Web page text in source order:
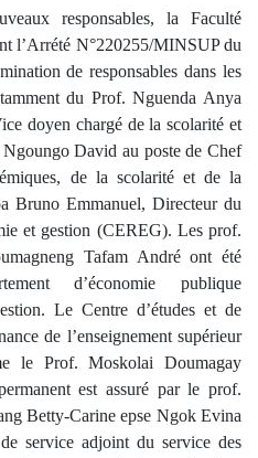
responsables, la Faculté
l’Arrété N°220255/MINSUP du
de responsables dans les
du Prof. Nguenda Anya
doyen chargé de la scolarité et
David au poste de Chef
de la scolarité et de la
Bruno Emmanuel, Directeur du
et gestion (CEREG). Les prof.
Tafam André ont été
d’économie publique
Le Centre d’études et de
de l’enseignement supérieur
le Prof. Moskolai Doumagay
est assuré par le prof.
Betty-Carine epse Ngok Evina
service adjoint du service des